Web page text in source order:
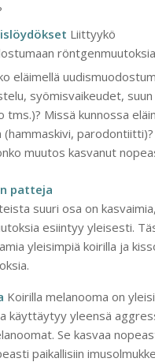
Liittyykö
eläimellä
syömisvaikeudet, suun
tms.)? Missä kunnossa
(hammaskivi, parodontiitti)?
muutos kasvanut
patteja
suuri osa on
esiintyy yleisesti.
yleisimpiä koirilla ja
Koirilla melanooma on
käyttäytyy yleensä
Se kasvaa
paikallisiin